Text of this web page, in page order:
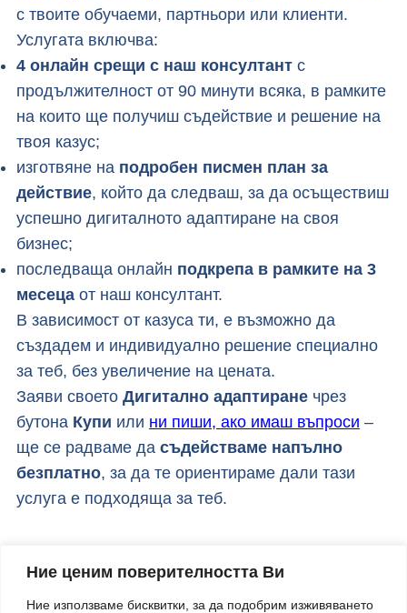
Ние ценим поверителността Ви
Ние използваме бисквитки, за да подобрим изживяването
с твоите обучаеми, партньори или клиенти.
Услугата включва:
4 онлайн срещи с наш консултант с
продължителност от 90 минути всяка, в рамките
на които ще получиш съдействие и решение на
твоя казус;
изготвяне на подробен писмен план за
действие, който да следваш, за да осъществиш
успешно дигиталното адаптиране на своя
бизнес;
последваща онлайн подкрепа в рамките на 3
месеца от наш консултант.
В зависимост от казуса ти, е възможно да
създадем и индивидуално решение специално
за теб, без увеличение на цената.
Заяви своето Дигитално адаптиране чрез
бутона Купи или ни пиши, ако имаш въпроси –
ще се радваме да съдействаме напълно
безплатно, за да те ориентираме дали тази
услуга е подходяща за теб.